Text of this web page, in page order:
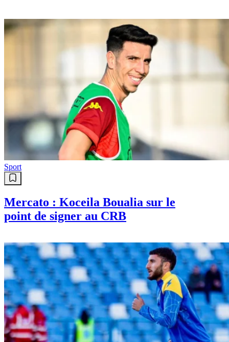
Sport
Mercato : Koceila Boualia sur le
point de signer au CRB